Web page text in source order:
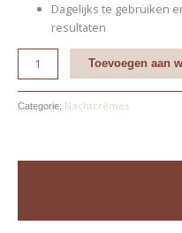
Dagelijks te gebruiken
resultaten
Toevoegen aan
Categorie: Nachtcrèmes